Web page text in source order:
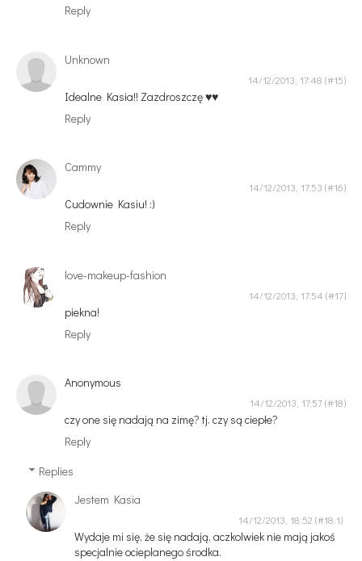
Reply
Unknown
14/12/2013, 17:48
Idealne Kasia!! Zazdroszczę ♥♥
Reply
Cammy
14/12/2013, 17:53
Cudownie Kasiu! :)
Reply
love-makeup-fashion
14/12/2013, 17:54
piekna!
Reply
Anonymous
14/12/2013, 17:57
czy one się nadają na zimę? tj. czy są ciepłe?
Reply
Replies
Jestem Kasia
14/12/2013, 18:52
Wydaje mi się, że się nadają, aczkolwiek nie mają jakoś
specjalnie ocieplanego środka.